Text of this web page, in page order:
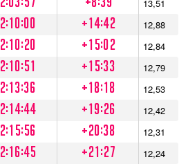
13,51
2:10:00 +14:42 12,88
2:10:20 +15:02 12,84
2:10:51 +15:33 12,79
2:13:36 +18:18 12,53
2:14:44 +19:26 12,42
2:15:56 +20:38 12,31
2:16:45 +21:27 12,24